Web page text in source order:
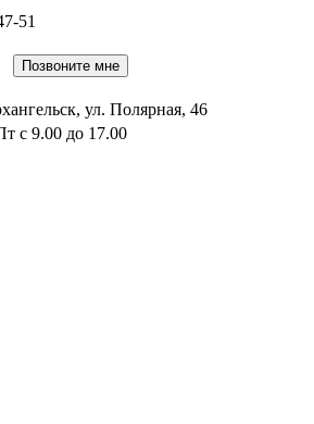
51
Позвоните мне
ул. Полярная, 46
с 9.00 до 17.00